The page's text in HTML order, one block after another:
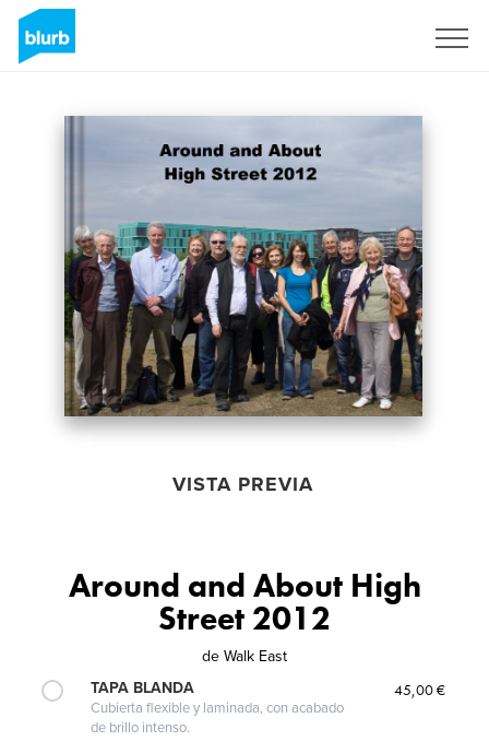
VISTA PREVIA
Around and About High
Street 2012
de Walk East
TAPA BLANDA
Cubierta flexible y laminada, con acabado
de brillo intenso.
45,00 €